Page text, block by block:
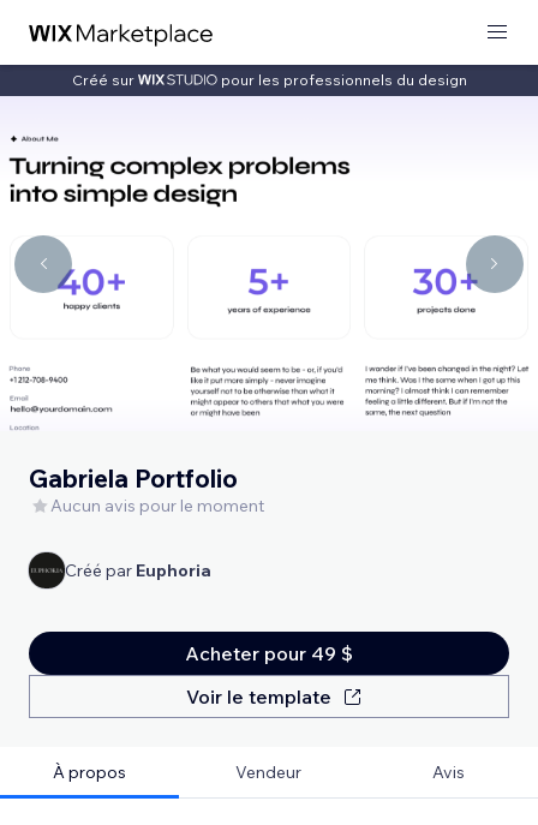
Créé sur pour les professionnels du design
Gabriela Portfolio
Aucun avis pour le moment
Créé par Euphoria
Acheter pour 49 $
Voir le template
À propos Vendeur Avis